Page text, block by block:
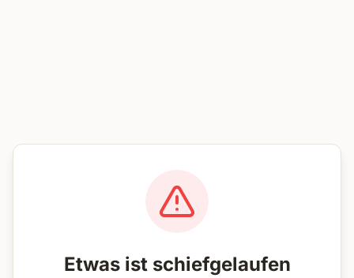
Etwas ist schiefgelaufen